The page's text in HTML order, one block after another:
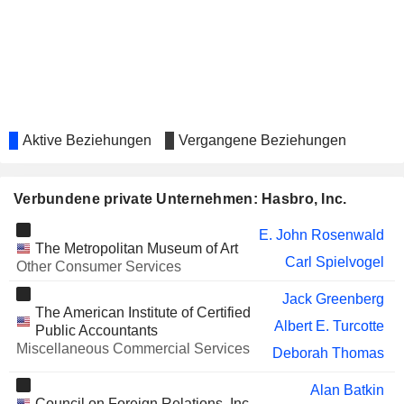
UNITED AIRLINES HOLDINGS,
Edward Philip
Deborah Thomas
SYNCHRONY FINANCIAL
Laurel Richie
ALBERTSONS
COMPANIES, INC.
Mary Elizabeth West
TENABLE HOLDINGS, INC.
Linda Higgins
Deborah Hancock
Aktive Beziehungen Vergangene Beziehungen
Verbundene private Unternehmen: Hasbro, Inc.
The Metropolitan Museum of Art
Other Consumer Services
E. John Rosenwald
Carl Spielvogel
The American Institute of Certified
Public Accountants
Miscellaneous Commercial Services
Jack Greenberg
Albert E. Turcotte
Deborah Thomas
Alan Batkin